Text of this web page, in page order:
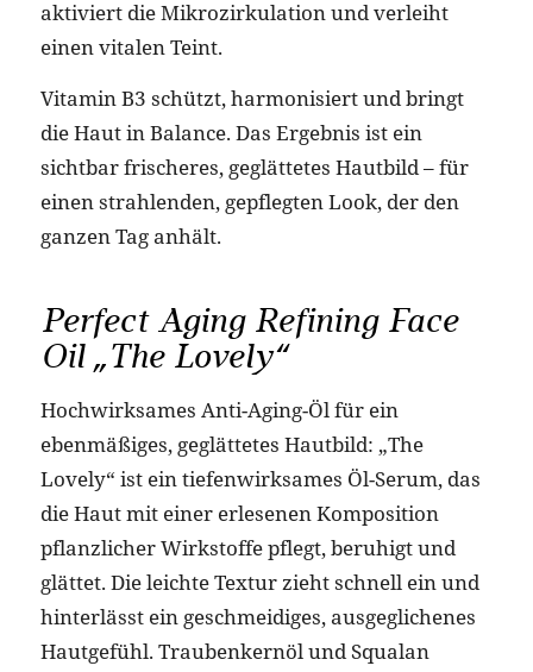
aktiviert die Mikrozirkulation und verleiht
einen vitalen Teint.
Vitamin B3 schützt, harmonisiert und bringt
die Haut in Balance. Das Ergebnis ist ein
sichtbar frischeres, geglättetes Hautbild – für
einen strahlenden, gepflegten Look, der den
ganzen Tag anhält.
Perfect Aging Refining Face
Oil „The Lovely“
Hochwirksames Anti-Aging-Öl für ein
ebenmäßiges, geglättetes Hautbild: „The
Lovely“ ist ein tiefenwirksames Öl-Serum, das
die Haut mit einer erlesenen Komposition
pflanzlicher Wirkstoffe pflegt, beruhigt und
glättet. Die leichte Textur zieht schnell ein und
hinterlässt ein geschmeidiges, ausgeglichenes
Hautgefühl. Traubenkernöl und Squalan